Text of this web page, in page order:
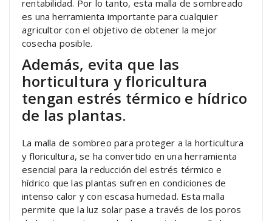
rentabilidad. Por lo tanto, esta malla de sombreado
es una herramienta importante para cualquier
agricultor con el objetivo de obtener la mejor
cosecha posible.
Además, evita que las
horticultura y floricultura
tengan estrés térmico e hídrico
de las plantas.
La malla de sombreo para proteger a la horticultura
y floricultura, se ha convertido en una herramienta
esencial para la reducción del estrés térmico e
hídrico que las plantas sufren en condiciones de
intenso calor y con escasa humedad. Esta malla
permite que la luz solar pase a través de los poros